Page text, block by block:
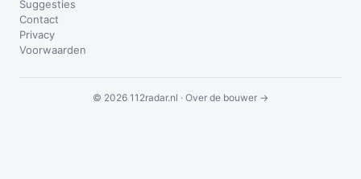
Suggesties
Contact
Privacy
Voorwaarden
© 2026 112radar.nl · Over de bouwer →